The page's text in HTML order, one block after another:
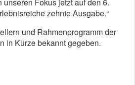
zehnte Ausgabe.“
und Rahmenprogramm der
in Kürze bekannt gegeben.